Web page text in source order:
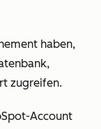
haben,
zugreifen.
Account